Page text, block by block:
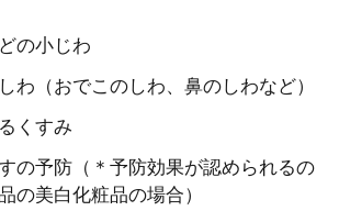
の小じわ
わ（おでこのしわ、鼻のしわなど）
くすみ
の予防（＊予防効果が認められるの
の美白化粧品の場合）